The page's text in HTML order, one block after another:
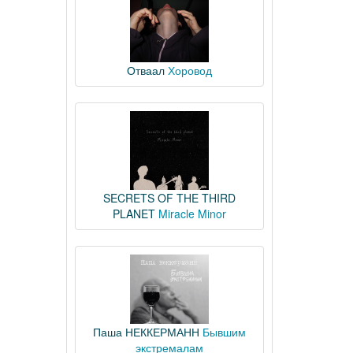
Отваал Хоровод
SECRETS OF THE THIRD
PLANET Miracle Minor
Паша НЕККЕРМАНН Бывшим
экстремалам